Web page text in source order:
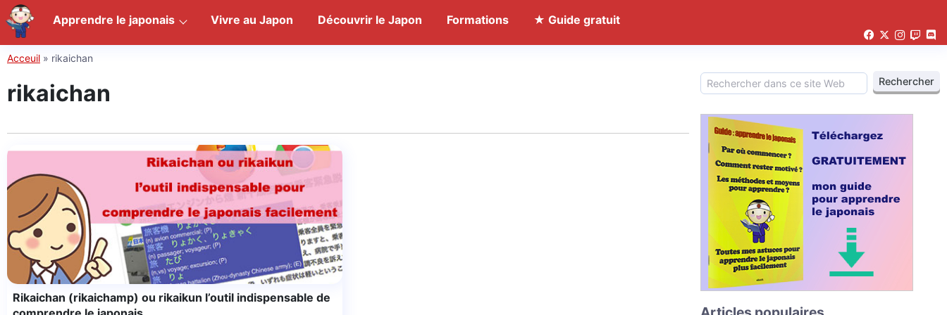
Acceuil » rikaichan
rikaichan
Rikaichan (rikaichamp) ou rikaikun l’outil indispensable de
Apprendre le japonais Vivre au Japon Découvrir le Japon Formations ★ Guide gratuit